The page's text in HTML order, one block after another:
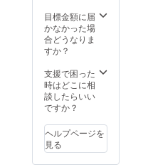
目標金額に届
かなかった場
合どうなりま
すか？
支援で困った
時はどこに相
談したらいい
ですか？
ヘルプページを
見る